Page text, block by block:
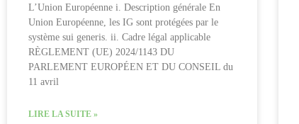
L’Union Européenne i. Description générale En
Union Européenne, les IG sont protégées par le
système sui generis. ii. Cadre légal applicable
RÈGLEMENT (UE) 2024/1143 DU
PARLEMENT EUROPÉEN ET DU CONSEIL du
11 avril
LIRE LA SUITE »